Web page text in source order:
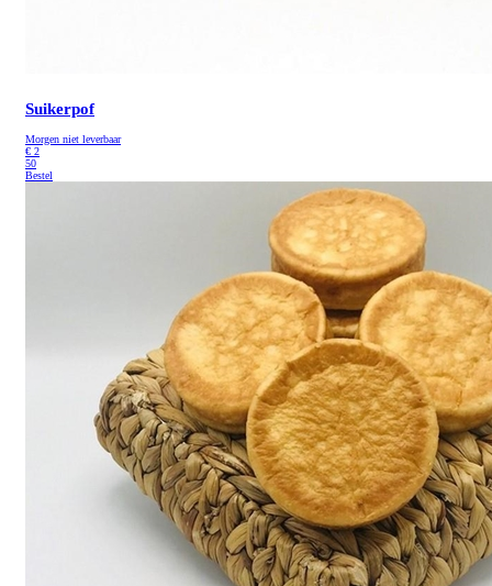
Suikerpof
Morgen niet leverbaar
€ 2
50
Bestel